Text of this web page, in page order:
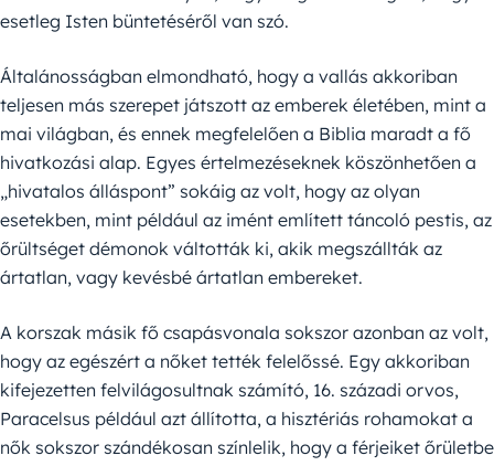
esetleg Isten büntetéséről van szó.
Általánosságban elmondható, hogy a vallás akkoriban
teljesen más szerepet játszott az emberek életében, mint a
mai világban, és ennek megfelelően a Biblia maradt a fő
hivatkozási alap. Egyes értelmezéseknek köszönhetően a
„hivatalos álláspont” sokáig az volt, hogy az olyan
esetekben, mint például az imént említett táncoló pestis, az
őrültséget démonok váltották ki, akik megszállták az
ártatlan, vagy kevésbé ártatlan embereket.
A korszak másik fő csapásvonala sokszor azonban az volt,
hogy az egészért a nőket tették felelőssé. Egy akkoriban
kifejezetten felvilágosultnak számító, 16. századi orvos,
Paracelsus például azt állította, a hisztériás rohamokat a
nők sokszor szándékosan színlelik, hogy a férjeiket őrületbe